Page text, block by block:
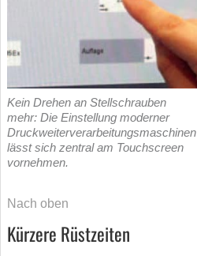
Kein Drehen an Stellschrauben
mehr: Die Einstellung moderner
Druckweiterverarbeitungsmaschinen
lässt sich zentral am Touchscreen
vornehmen.
Nach oben
Kürzere Rüstzeiten